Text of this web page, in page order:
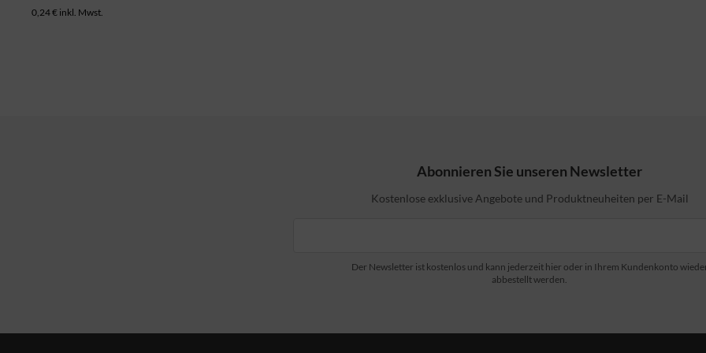
0,24 € inkl. Mwst.
Abonnieren Sie unseren Newsletter
Kostenlose exklusive Angebote und Produktneuheiten per E-Mail
Der Newsletter ist kostenlos und kann jederzeit hier oder in Ihrem Kundenkonto
abbestellt werden.